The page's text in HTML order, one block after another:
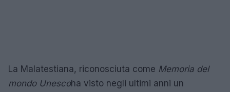
La Malatestiana, riconosciuta come Memoria del
mondo Unescoha visto negli ultimi anni un